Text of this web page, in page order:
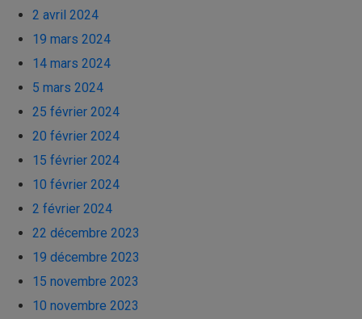
2 avril 2024
19 mars 2024
14 mars 2024
5 mars 2024
25 février 2024
20 février 2024
15 février 2024
10 février 2024
2 février 2024
22 décembre 2023
19 décembre 2023
15 novembre 2023
10 novembre 2023